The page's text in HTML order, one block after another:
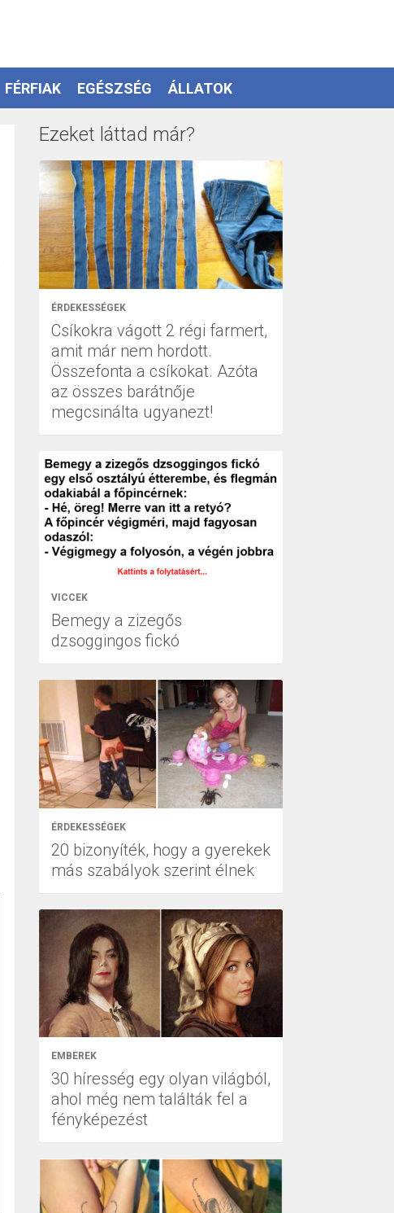
FÉRFIAK EGÉSZSÉG ÁLLATOK
Ezeket láttad már?
ÉRDEKESSÉGEK
Csíkokra vágott 2 régi farmert,
amit már nem hordott.
Összefonta a csíkokat. Azóta
az összes barátnője
megcsinálta ugyanezt!
VICCEK
Bemegy a zizegős
dzsoggingos fickó
ÉRDEKESSÉGEK
20 bizonyíték, hogy a gyerekek
más szabályok szerint élnek
EMBEREK
30 híresség egy olyan világból,
ahol még nem találták fel a
fényképezést